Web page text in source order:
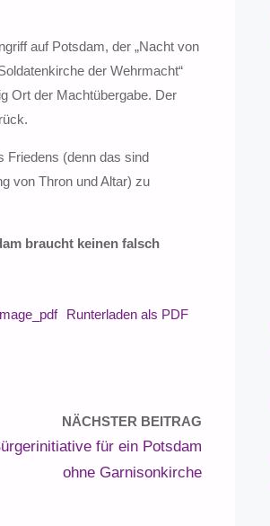
auf Potsdam, der „Nacht von
der Wehrmacht“
Ort der Machtübergabe. Der
Friedens (denn das sind
von Thron und Altar) zu
braucht keinen falsch
Runterladen als PDF
NÄCHSTER BEITRAG
für ein Potsdam
ohne Garnisonkirche